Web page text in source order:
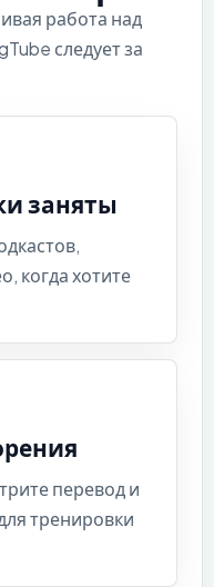
работа над
следует за
заняты
когда хотите
перевод и
тренировки